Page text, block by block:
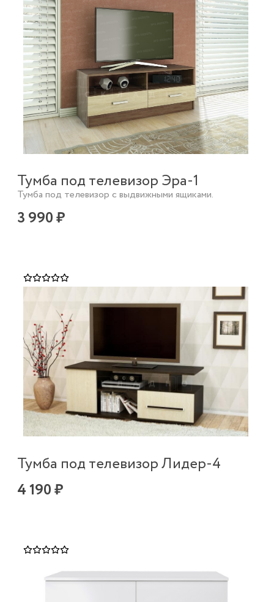
Тумба под телевизор Эра-1
Тумба под телевизор с выдвижными ящиками.
3 990 ₽
Тумба под телевизор Лидер-4
4 190 ₽